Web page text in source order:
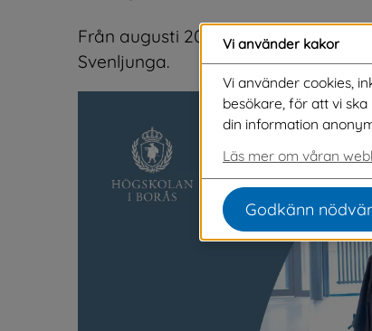
Från augusti 2026 kan du läsa
Svenljunga.
Vi använder kakor
Vi använder cookies,
besökare, för att vi
din information
Läs mer om våran
Godkänn